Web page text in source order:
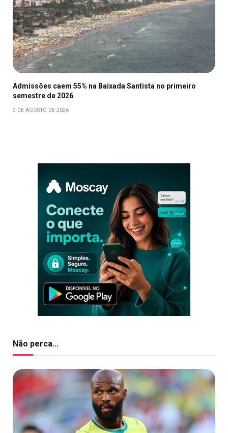
Admissões caem 55% na Baixada Santista no primeiro
semestre de 2026
3 DE AGOSTO DE 2026
Não perca...